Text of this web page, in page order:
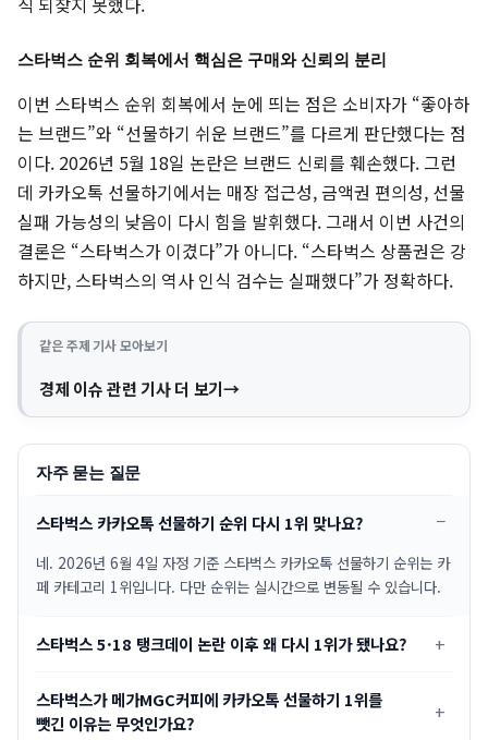
스타벅스 순위 회복에서 핵심은 구매와 신뢰의 분리
이번 스타벅스 순위 회복에서 눈에 띄는 점은 소비자가 “좋아하
는 브랜드”와 “선물하기 쉬운 브랜드”를 다르게 판단했다는 점
이다. 2026년 5월 18일 논란은 브랜드 신뢰를 훼손했다. 그런
데 카카오톡 선물하기에서는 매장 접근성, 금액권 편의성, 선물
실패 가능성의 낮음이 다시 힘을 발휘했다. 그래서 이번 사건의
결론은 “스타벅스가 이겼다”가 아니다. “스타벅스 상품권은 강
하지만, 스타벅스의 역사 인식 검수는 실패했다”가 정확하다.
같은 주제 기사 모아보기
경제 이슈 관련 기사 더 보기
자주 묻는 질문
스타벅스 카카오톡 선물하기 순위 다시 1위 맞나요?
네. 2026년 6월 4일 자정 기준 스타벅스 카카오톡 선물하기 순위는 카
페 카테고리 1위입니다. 다만 순위는 실시간으로 변동될 수 있습니다.
스타벅스 5·18 탱크데이 논란 이후 왜 다시 1위가 됐나요?
스타벅스가 메가MGC커피에 카카오톡 선물하기 1위를
뺏긴 이유는 무엇인가요?